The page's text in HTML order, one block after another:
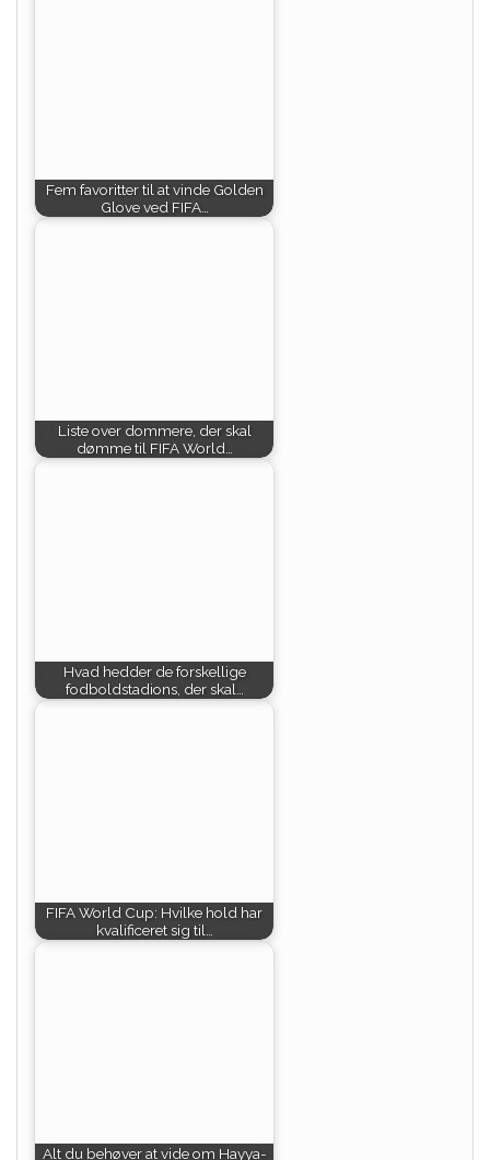
Fem favoritter til at vinde Golden
Glove ved FIFA…
Liste over dommere, der skal
dømme til FIFA World…
Hvad hedder de forskellige
fodboldstadions, der skal…
FIFA World Cup: Hvilke hold har
kvalificeret sig til…
Alt du behøver at vide om Hayya-